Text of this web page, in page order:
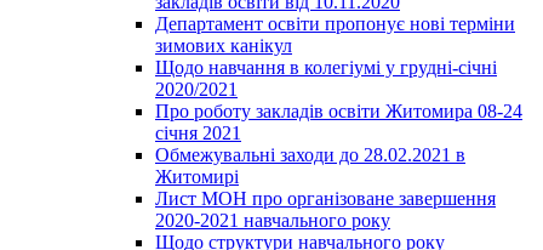
Департамент освіти пропонує нові терміни
зимових канікул
Щодо навчання в колегіумі у грудні-січні
2020/2021
Про роботу закладів освіти Житомира 08-24
січня 2021
Обмежувальні заходи до 28.02.2021 в
Житомирі
Лист МОН про організоване завершення
2020-2021 навчального року
Щодо структури навчального року